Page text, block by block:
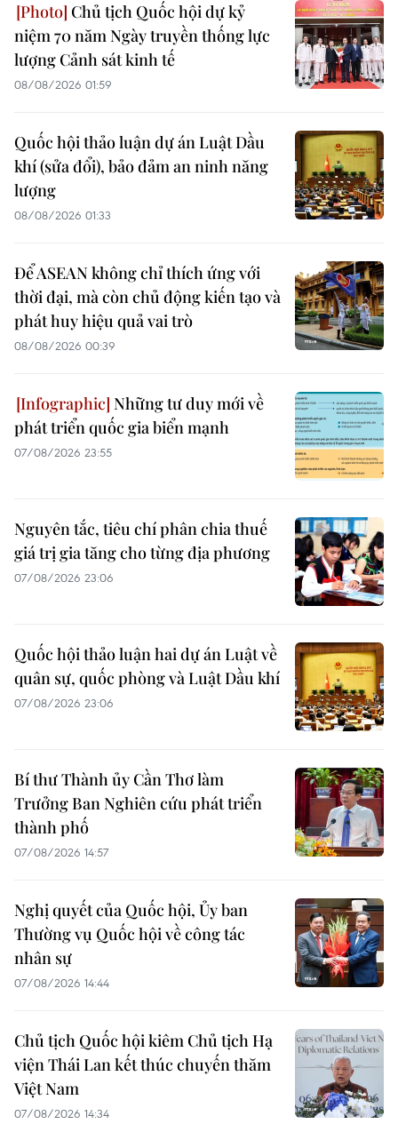
Chủ tịch Quốc hội dự kỷ
niệm 70 năm Ngày truyền thống lực
lượng Cảnh sát kinh tế
08/08/2026 01:59
Quốc hội thảo luận dự án Luật Dầu
khí (sửa đổi), bảo đảm an ninh năng
lượng
08/08/2026 01:33
Để ASEAN không chỉ thích ứng với
thời đại, mà còn chủ động kiến tạo và
phát huy hiệu quả vai trò
08/08/2026 00:39
Những tư duy mới về
phát triển quốc gia biển mạnh
07/08/2026 23:55
Nguyên tắc, tiêu chí phân chia thuế
giá trị gia tăng cho từng địa phương
07/08/2026 23:06
Quốc hội thảo luận hai dự án Luật về
quân sự, quốc phòng và Luật Dầu khí
07/08/2026 23:06
Bí thư Thành ủy Cần Thơ làm
Trưởng Ban Nghiên cứu phát triển
thành phố
07/08/2026 14:57
Nghị quyết của Quốc hội, Ủy ban
Thường vụ Quốc hội về công tác
nhân sự
07/08/2026 14:44
Chủ tịch Quốc hội kiêm Chủ tịch Hạ
viện Thái Lan kết thúc chuyến thăm
Việt Nam
07/08/2026 14:34